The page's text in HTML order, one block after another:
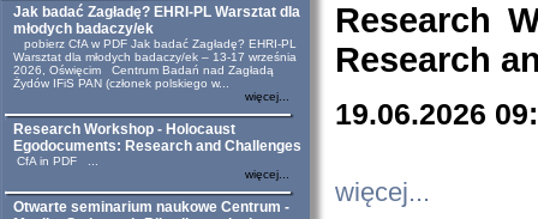
Jak badać Zagładę? EHRI-PL Warsztat dla
młodych badaczy/ek
pobierz CfA w PDF Jak badać Zagładę? EHRI-PL
Warsztat dla młodych badaczy/ek – 13-17 września
2026, Oświęcim Centrum Badań nad Zagładą
Żydów IFiS PAN (członek polskiego w...
więcej...
Research Workshop - Holocaust
Egodocuments: Research and Challenges
CfA in PDF ...
więcej...
Otwarte seminarium naukowe Centrum -
Research
Research
19.06.2026
więcej...